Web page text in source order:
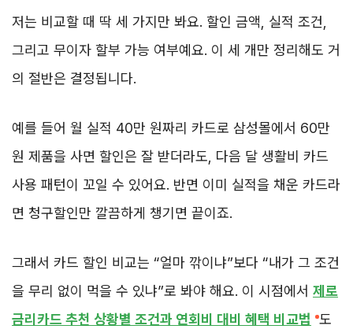
저는 비교할 때 딱 세 가지만 봐요. 할인 금액, 실적 조건,
그리고 무이자 할부 가능 여부예요. 이 세 개만 정리해도 거
의 절반은 결정됩니다.
예를 들어 월 실적 40만 원짜리 카드로 삼성몰에서 60만
원 제품을 사면 할인은 잘 받더라도, 다음 달 생활비 카드
사용 패턴이 꼬일 수 있어요. 반면 이미 실적을 채운 카드라
면 청구할인만 깔끔하게 챙기면 끝이죠.
그래서 카드 할인 비교는 “얼마 깎이냐”보다 “내가 그 조건
을 무리 없이 먹을 수 있냐”로 봐야 해요. 이 시점에서 제로
금리카드 추천 상황별 조건과 연회비 대비 혜택 비교법 도